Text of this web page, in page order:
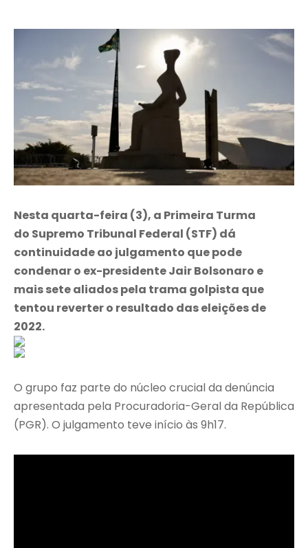
Nesta quarta-feira (3), a Primeira Turma
do Supremo Tribunal Federal (STF) dá
continuidade ao julgamento que pode
condenar o ex-presidente Jair Bolsonaro e
mais sete aliados pela trama golpista que
tentou reverter o resultado das eleições de
2022.
O grupo faz parte do núcleo crucial da denúncia
apresentada pela Procuradoria-Geral da República
(PGR). O julgamento teve início às 9h17.